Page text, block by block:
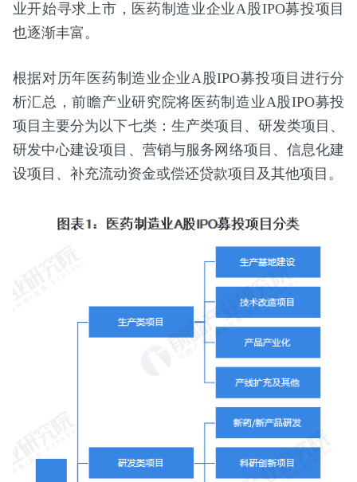
业开始寻求上市，医药制造业企业A股IPO募投项目
也逐渐丰富。
根据对历年医药制造业企业A股IPO募投项目进行分
析汇总，前瞻产业研究院将医药制造业A股IPO募投
项目主要分为以下七类：生产类项目、研发类项目、
研发中心建设项目、营销与服务网络项目、信息化建
设项目、补充流动资金或偿还贷款项目及其他项目。